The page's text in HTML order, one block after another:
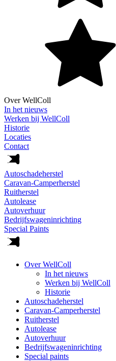
Over WellColl
In het nieuws
Werken bij WellColl
Historie
Locaties
Contact
Autoschadeherstel
Caravan-Camperherstel
Ruitherstel
Autolease
Autoverhuur
Bedrijfswageninrichting
Special Paints
Over WellColl
In het nieuws
Werken bij WellColl
Historie
Autoschadeherstel
Caravan-Camperherstel
Ruitherstel
Autolease
Autoverhuur
Bedrijfswageninrichting
Special paints